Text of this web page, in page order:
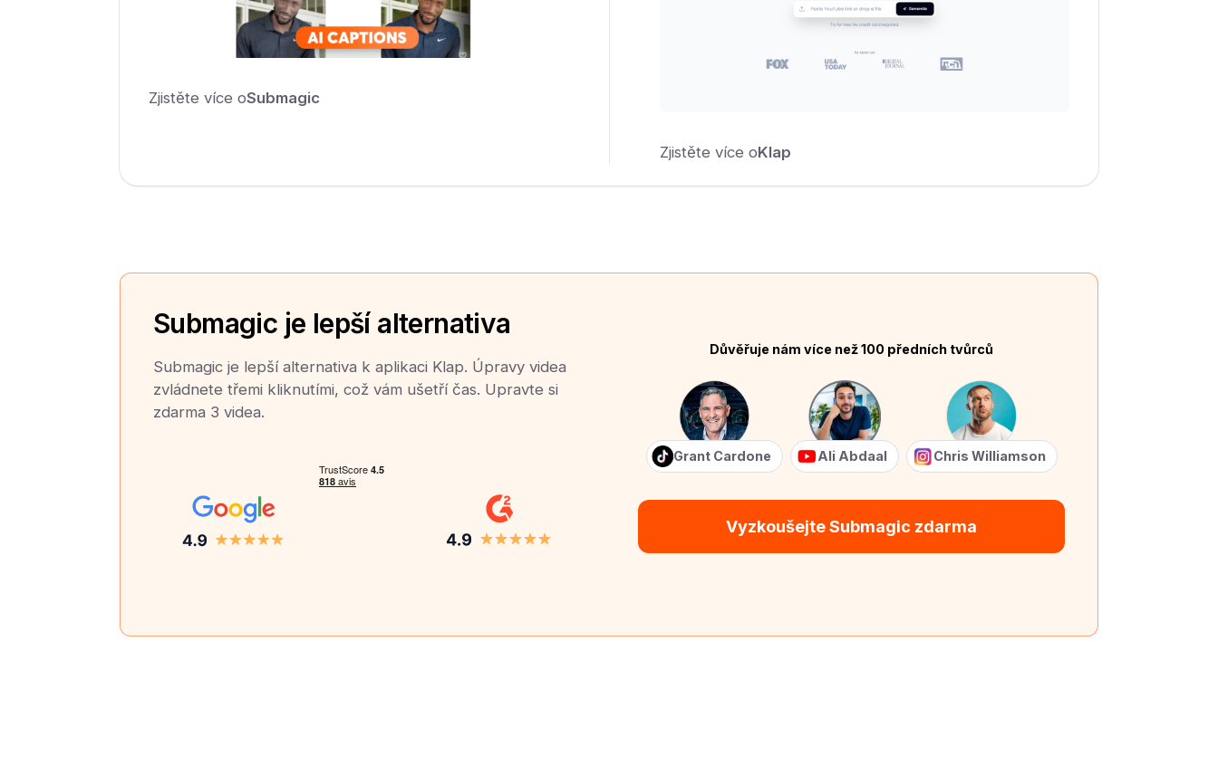
Zjistěte více oSubmagic
Zjistěte více oKlap
Submagic je lepší alternativa
Submagic je lepší alternativa k aplikaci Klap. Úpravy videa
zvládnete třemi kliknutími, což vám ušetří čas. Upravte si
zdarma 3 videa.
Důvěřuje nám více než 100 předních tvůrců
Grant Cardone Ali Abdaal Chris Williamson
Vyzkoušejte Submagic zdarma